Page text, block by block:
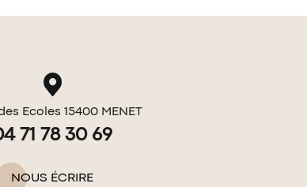
Ecoles 15400 MENET
71 78 30 69
NOUS ÉCRIRE